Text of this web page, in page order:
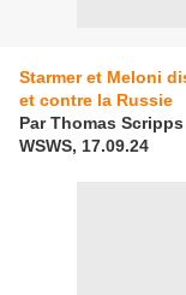
Starmer et Meloni
et contre la Russie
Par Thomas Scripps
WSWS, 17.09.24